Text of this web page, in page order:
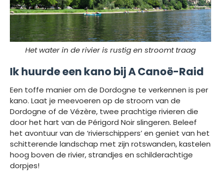
Het water in de rivier is rustig en stroomt traag
Ik huurde een kano bij A Canoë-Raid
Een toffe manier om de Dordogne te verkennen is per
kano. Laat je meevoeren op de stroom van de
Dordogne of de Vézère, twee prachtige rivieren die
door het hart van de Périgord Noir slingeren. Beleef
het avontuur van de ‘rivierschippers’ en geniet van het
schitterende landschap met zijn rotswanden, kastelen
hoog boven de rivier, strandjes en schilderachtige
dorpjes!